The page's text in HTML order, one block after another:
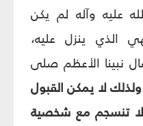
عليه وآله لم يكن
الذي ينزل عليه،
نبينا الأعظم صلى
ولذلك لا يمكن القبول
تنسجم مع شخصية